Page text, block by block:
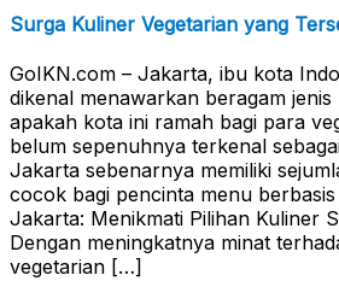
Surga Kuliner Vegetarian yang
GoIKN.com – Jakarta, ibu kota
dikenal menawarkan beragam
apakah kota ini ramah bagi para
belum sepenuhnya terkenal
Jakarta sebenarnya memiliki
cocok bagi pencinta menu
Jakarta: Menikmati Pilihan Kuliner
Dengan meningkatnya minat
vegetarian […]